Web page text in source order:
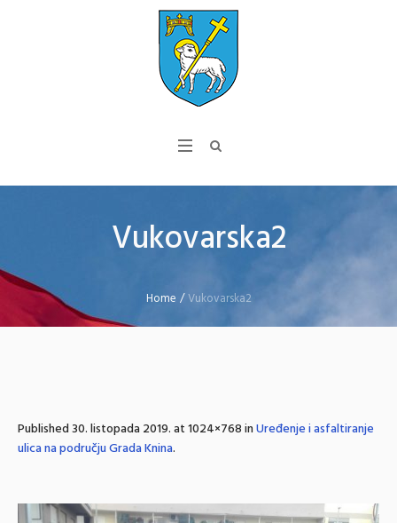
Vukovarska2
Home /Vukovarska2
Published30. listopada 2019.at 1024×768 inUređenje i asfaltiranje
ulica na području Grada Knina.